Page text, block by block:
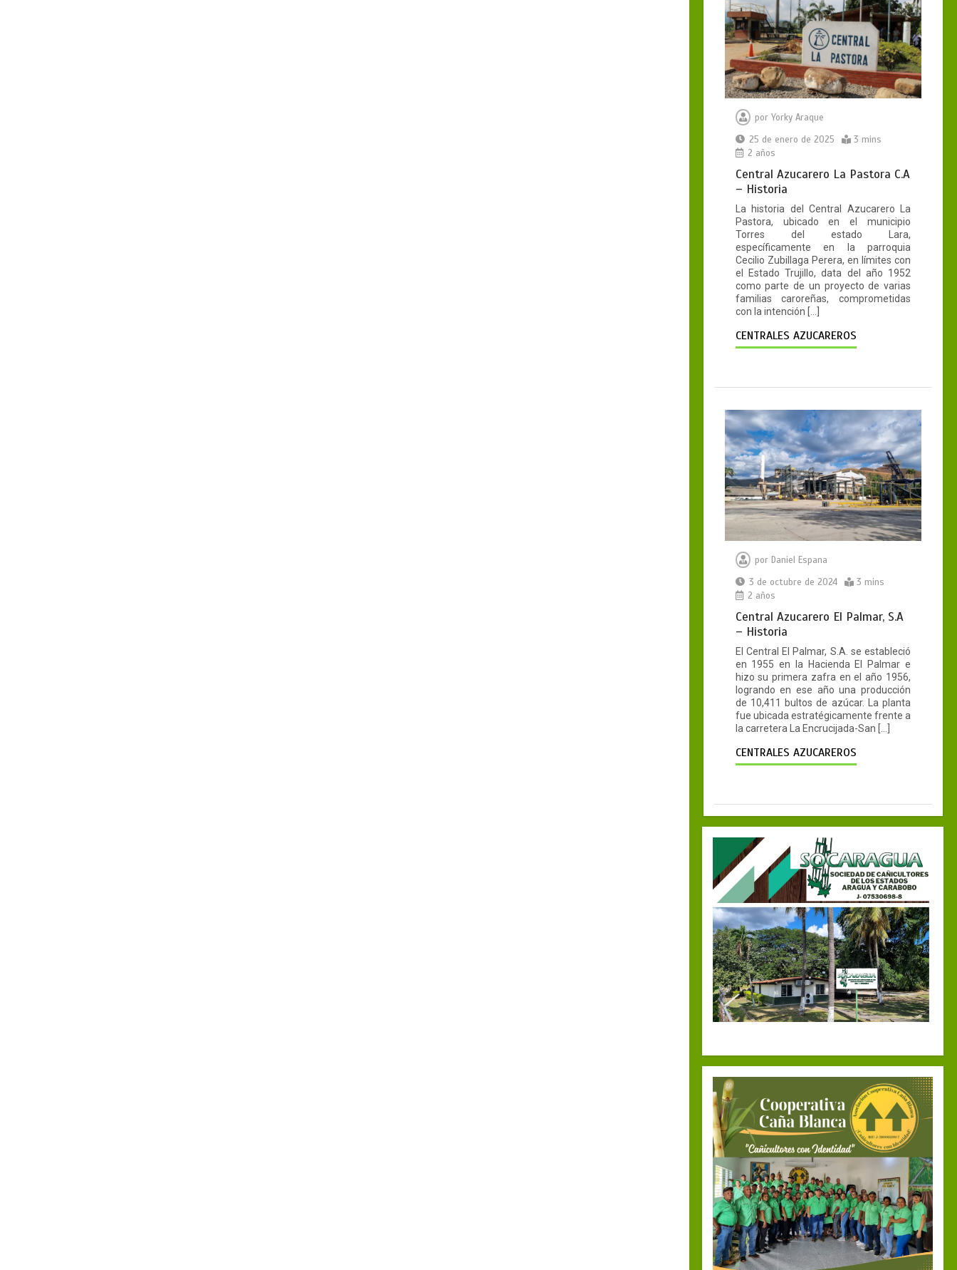
por Yorky Araque
25 de enero de 2025
3 mins
2 años
Central Azucarero La Pastora C.A
– Historia
La historia del Central Azucarero La
Pastora, ubicado en el municipio
Torres del estado Lara,
específicamente en la parroquia
Cecilio Zubillaga Perera, en límites con
el Estado Trujillo, data del año 1952
como parte de un proyecto de varias
familias caroreñas, comprometidas
con la intención […]
CENTRALES AZUCAREROS
por Daniel Espana
3 de octubre de 2024
3 mins
2 años
Central Azucarero El Palmar, S.A
– Historia
El Central El Palmar, S.A. se estableció
en 1955 en la Hacienda El Palmar e
hizo su primera zafra en el año 1956,
logrando en ese año una producción
de 10,411 bultos de azúcar. La planta
fue ubicada estratégicamente frente a
la carretera La Encrucijada-San […]
CENTRALES AZUCAREROS